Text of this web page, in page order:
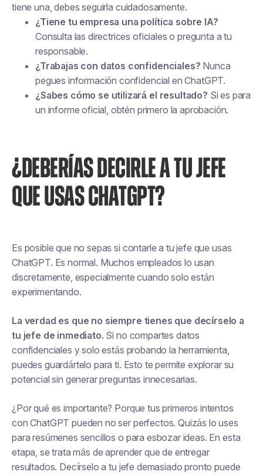
tiene una, debes seguirla cuidadosamente.
¿Tiene tu empresa una política sobre IA?
Consulta las directrices oficiales o pregunta a tu
responsable.
¿Trabajas con datos confidenciales? Nunca
pegues información confidencial en ChatGPT.
¿Sabes cómo se utilizará el resultado? Si es para
un informe oficial, obtén primero la aprobación.
¿DEBERÍAS DECIRLE A TU JEFE
QUE USAS CHATGPT?
Es posible que no sepas si contarle a tu jefe que usas
ChatGPT. Es normal. Muchos empleados lo usan
discretamente, especialmente cuando solo están
experimentando.
La verdad es que no siempre tienes que decírselo a
tu jefe de inmediato. Si no compartes datos
confidenciales y solo estás probando la herramienta,
puedes guardártelo para ti. Esto te permite explorar su
potencial sin generar preguntas innecesarias.
¿Por qué es importante? Porque tus primeros intentos
con ChatGPT pueden no ser perfectos. Quizás lo uses
para resúmenes sencillos o para esbozar ideas. En esta
etapa, se trata más de aprender que de entregar
resultados. Decírselo a tu jefe demasiado pronto puede